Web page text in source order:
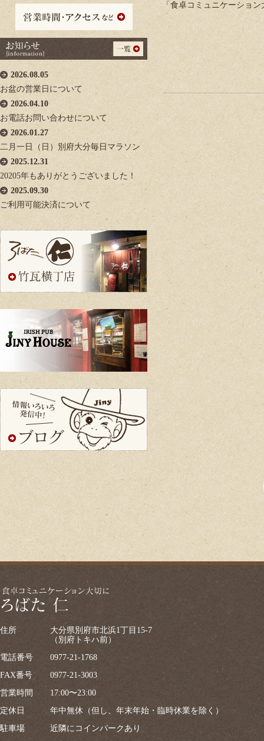
2026.08.05
お盆の営業日について
2026.04.10
お電話お問い合わせについて
2026.01.27
二月一日（日）別府大分毎日マラソン
2025.12.31
20205年もありがとうございました！
2025.09.30
ご利用可能決済について
「食卓コミュニケーション
住所
大分県別府市北浜1丁目15-7
（別府トキハ前）
電話番号
0977-21-1768
FAX番号
0977-21-3003
営業時間
17:00〜23:00
定休日
年中無休（但し、年末年始・臨時休業を除く）
駐車場
近隣にコインパークあり